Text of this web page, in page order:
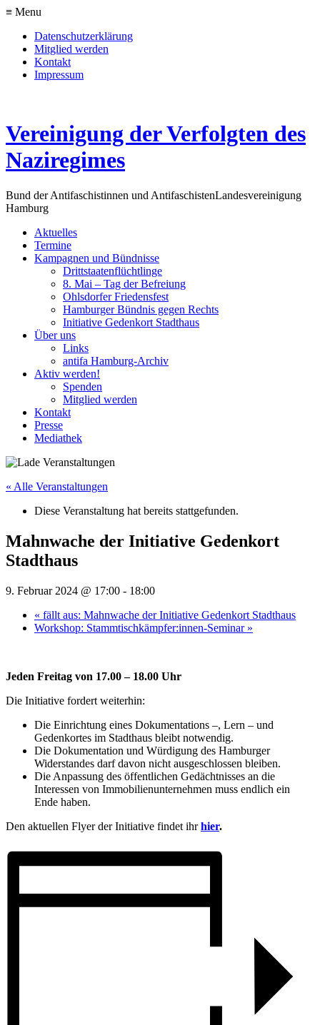
≡ Menu
Datenschutzerklärung
Mitglied werden
Kontakt
Impressum
Vereinigung der Verfolgten des
Naziregimes
Bund der Antifaschistinnen und AntifaschistenLandesvereinigung
Hamburg
Aktuelles
Termine
Kampagnen und Bündnisse
Drittstaatenflüchtlinge
8. Mai – Tag der Befreiung
Ohlsdorfer Friedensfest
Hamburger Bündnis gegen Rechts
Initiative Gedenkort Stadthaus
Über uns
Links
antifa Hamburg-Archiv
Aktiv werden!
Spenden
Mitglied werden
Kontakt
Presse
Mediathek
« Alle Veranstaltungen
Diese Veranstaltung hat bereits stattgefunden.
Mahnwache der Initiative Gedenkort
Stadthaus
9. Februar 2024 @ 17:00 - 18:00
« fällt aus: Mahnwache der Initiative Gedenkort Stadthaus
Workshop: Stammtischkämpfer:innen-Seminar »
Jeden Freitag von 17.00 – 18.00 Uhr
Die Initiative fordert weiterhin:
Die Einrichtung eines Dokumentations –, Lern – und
Gedenkortes im Stadthaus bleibt notwendig.
Die Dokumentation und Würdigung des Hamburger
Widerstandes darf davon nicht ausgeschlossen bleiben.
Die Anpassung des öffentlichen Gedächtnisses an die
Interessen von Immobilienunternehmen muss endlich ein
Ende haben.
Den aktuellen Flyer der Initiative findet ihrhier.